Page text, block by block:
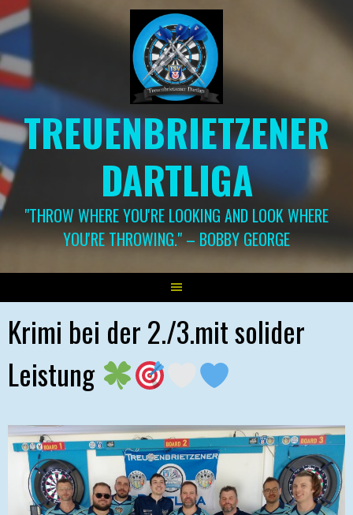
Springe
zum
TREUENBRIETZENER
DARTLIGA
"THROW WHERE YOU'RE LOOKING AND LOOK WHERE
YOU'RE THROWING." – BOBBY GEORGE
Krimi bei der 2./3.mit solider
Leistung